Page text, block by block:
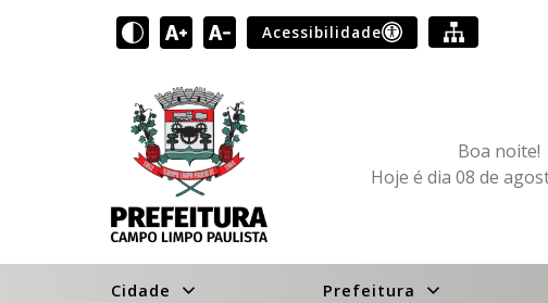
Acessibilidade
Boa noite!
Hoje é dia 08 de
Cidade Prefeitura